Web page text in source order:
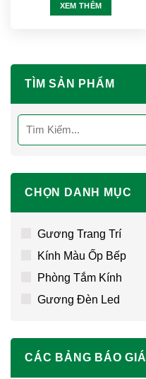
XEM THÊM
TÌM SẢN PHẨM
Tìm
kiếm:
CHỌN DANH MỤC
Gương Trang Trí
Kính Màu Ốp Bếp
Phòng Tắm Kính
Gương Đèn Led
CÁC BẢNG BÁO GIÁ